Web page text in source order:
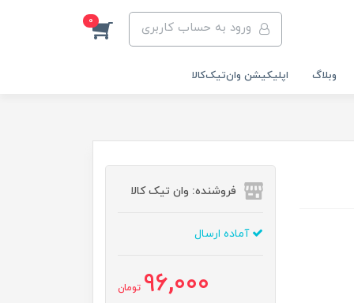
ورود به حساب کاربری 0
وبلاگ اپلیکیشن وان‌تیک‌کالا‌
فروشنده: وان تیک کالا
آماده ارسال
96,000 تومان